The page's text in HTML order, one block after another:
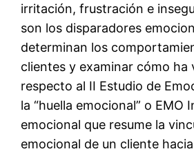
irritación, frustración e
son los disparadores
determinan los
clientes y examinar cómo ha
respecto al II Estudio de
la “huella emocional” o EMO
emocional que resume la
emocional de un cliente